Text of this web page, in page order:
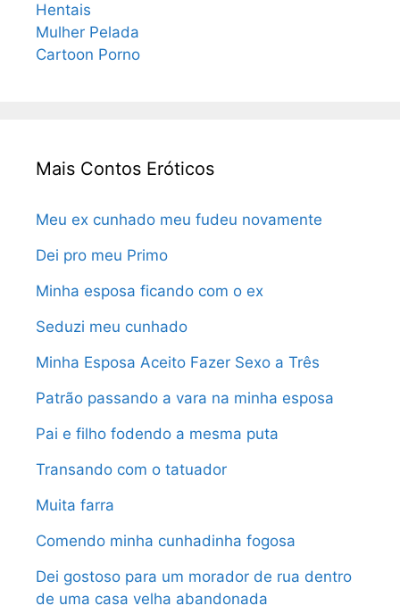
Hentais
Mulher Pelada
Cartoon Porno
Mais Contos Eróticos
Meu ex cunhado meu fudeu novamente
Dei pro meu Primo
Minha esposa ficando com o ex
Seduzi meu cunhado
Minha Esposa Aceito Fazer Sexo a Três
Patrão passando a vara na minha esposa
Pai e filho fodendo a mesma puta
Transando com o tatuador
Muita farra
Comendo minha cunhadinha fogosa
Dei gostoso para um morador de rua dentro
de uma casa velha abandonada